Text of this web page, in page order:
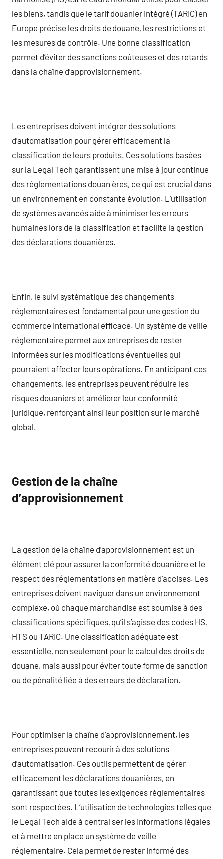
les biens, tandis que le tarif douanier intégré (TARIC) en
Europe précise les droits de douane, les restrictions et
les mesures de contrôle. Une bonne classification
permet d’éviter des sanctions coûteuses et des retards
dans la chaîne d’approvisionnement.
Les entreprises doivent intégrer des solutions
d’automatisation pour gérer efficacement la
classification de leurs produits. Ces solutions basées
sur la Legal Tech garantissent une mise à jour continue
des réglementations douanières, ce qui est crucial dans
un environnement en constante évolution. L’utilisation
de systèmes avancés aide à minimiser les erreurs
humaines lors de la classification et facilite la gestion
des déclarations douanières.
Enfin, le suivi systématique des changements
réglementaires est fondamental pour une gestion du
commerce international efficace. Un système de veille
réglementaire permet aux entreprises de rester
informées sur les modifications éventuelles qui
pourraient affecter leurs opérations. En anticipant ces
changements, les entreprises peuvent réduire les
risques douaniers et améliorer leur conformité
juridique, renforçant ainsi leur position sur le marché
global.
Gestion de la chaîne
d’approvisionnement
La gestion de la chaîne d’approvisionnement est un
élément clé pour assurer la conformité douanière et le
respect des réglementations en matière d’accises. Les
entreprises doivent naviguer dans un environnement
complexe, où chaque marchandise est soumise à des
classifications spécifiques, qu’il s’agisse des codes HS,
HTS ou TARIC. Une classification adéquate est
essentielle, non seulement pour le calcul des droits de
douane, mais aussi pour éviter toute forme de sanction
ou de pénalité liée à des erreurs de déclaration.
Pour optimiser la chaîne d’approvisionnement, les
entreprises peuvent recourir à des solutions
d’automatisation. Ces outils permettent de gérer
efficacement les déclarations douanières, en
garantissant que toutes les exigences réglementaires
sont respectées. L’utilisation de technologies telles que
le Legal Tech aide à centraliser les informations légales
et à mettre en place un système de veille
réglementaire. Cela permet de rester informé des